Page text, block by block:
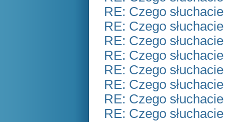
RE: Czego
RE: Czego
RE: Czego
RE: Czego
RE: Czego
RE: Czego
RE: Czego
RE: Czego